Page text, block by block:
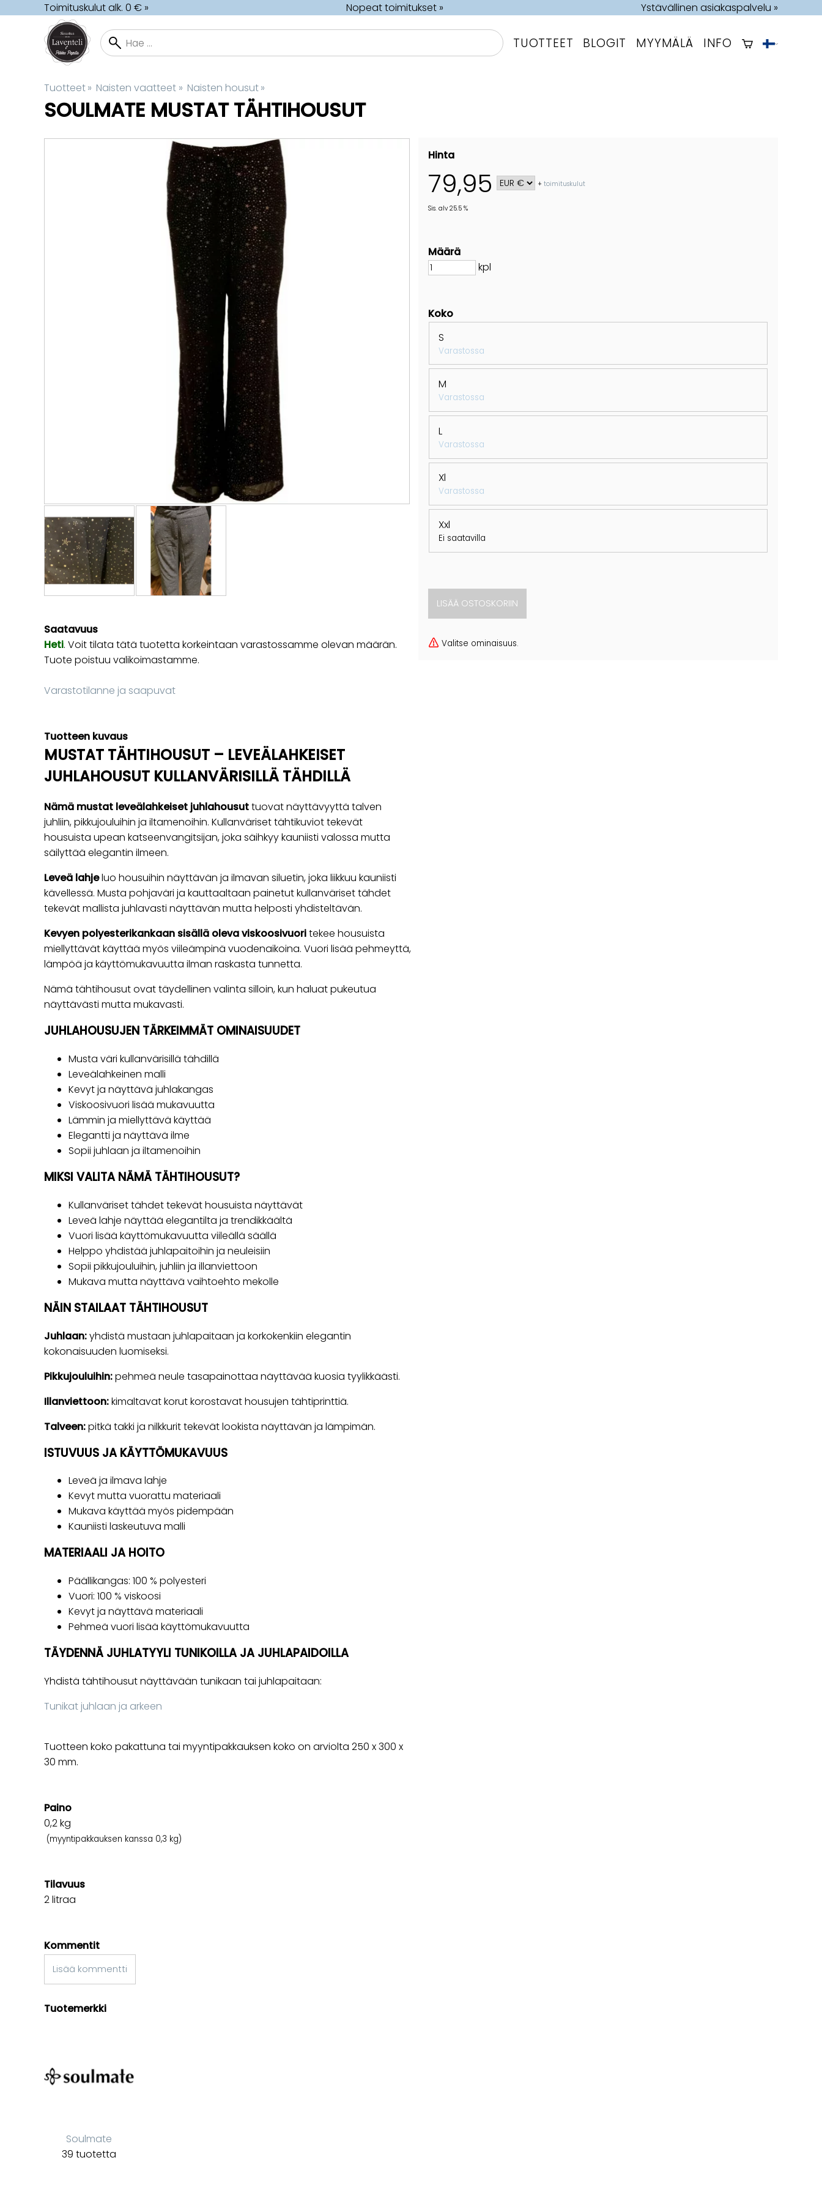
Toimituskulut alk. 0 € » Nopeat toimitukset » Ystävällinen asiakaspalvelu »
TUOTTEET BLOGIT MYYMÄLÄ INFO
Tuotteet‪» Naisten vaatteet ‪» Naisten housut‪»
SOULMATE MUSTAT TÄHTIHOUSUT
Hinta
79,95 +toimituskulut
Sis. alv 25.5 %
Määrä
kpl
Koko
S
Varastossa
M
Varastossa
L
Varastossa
Xl
Varastossa
Xxl
Ei saatavilla
Valitse ominaisuus.
Saatavuus
Heti. Voit tilata tätä tuotetta korkeintaan varastossamme olevan määrän.
Tuote poistuu valikoimastamme.
Varastotilanne ja saapuvat
Tuotteen kuvaus
MUSTAT TÄHTIHOUSUT – LEVEÄLAHKEISET
JUHLAHOUSUT KULLANVÄRISILLÄ TÄHDILLÄ
Nämä mustat leveälahkeiset juhlahousuttuovat näyttävyyttä talven
juhliin, pikkujouluihin ja iltamenoihin. Kullanväriset tähtikuviot tekevät
housuista upean katseenvangitsijan, joka säihkyy kauniisti valossa mutta
säilyttää elegantin ilmeen.
Leveä lahjeluo housuihin näyttävän ja ilmavan siluetin, joka liikkuu kauniisti
kävellessä. Musta pohjaväri ja kauttaaltaan painetut kullanväriset tähdet
tekevät mallista juhlavasti näyttävän mutta helposti yhdisteltävän.
Kevyen polyesterikankaan sisällä oleva viskoosivuoritekee housuista
miellyttävät käyttää myös viileämpinä vuodenaikoina. Vuori lisää pehmeyttä,
lämpöä ja käyttömukavuutta ilman raskasta tunnetta.
Nämä tähtihousut ovat täydellinen valinta silloin, kun haluat pukeutua
näyttävästi mutta mukavasti.
JUHLAHOUSUJEN TÄRKEIMMÄT OMINAISUUDET
Musta väri kullanvärisillä tähdillä
Leveälahkeinen malli
Kevyt ja näyttävä juhlakangas
Viskoosivuori lisää mukavuutta
Lämmin ja miellyttävä käyttää
Elegantti ja näyttävä ilme
Sopii juhlaan ja iltamenoihin
MIKSI VALITA NÄMÄ TÄHTIHOUSUT?
Kullanväriset tähdet tekevät housuista näyttävät
Leveä lahje näyttää elegantilta ja trendikkäältä
Vuori lisää käyttömukavuutta viileällä säällä
Helppo yhdistää juhlapaitoihin ja neuleisiin
Sopii pikkujouluihin, juhliin ja illanviettoon
Mukava mutta näyttävä vaihtoehto mekolle
NÄIN STAILAAT TÄHTIHOUSUT
Juhlaan:yhdistä mustaan juhlapaitaan ja korkokenkiin elegantin
kokonaisuuden luomiseksi.
Pikkujouluihin:pehmeä neule tasapainottaa näyttävää kuosia tyylikkäästi.
Illanviettoon:kimaltavat korut korostavat housujen tähtiprinttiä.
Talveen:pitkä takki ja nilkkurit tekevät lookista näyttävän ja lämpimän.
ISTUVUUS JA KÄYTTÖMUKAVUUS
Leveä ja ilmava lahje
Kevyt mutta vuorattu materiaali
Mukava käyttää myös pidempään
Kauniisti laskeutuva malli
MATERIAALI JA HOITO
Päällikangas: 100 % polyesteri
Vuori: 100 % viskoosi
Kevyt ja näyttävä materiaali
Pehmeä vuori lisää käyttömukavuutta
TÄYDENNÄ JUHLATYYLI TUNIKOILLA JA JUHLAPAIDOILLA
Yhdistä tähtihousut näyttävään tunikaan tai juhlapaitaan:
Tunikat juhlaan ja arkeen
Tuotteen koko pakattuna tai myyntipakkauksen koko on arviolta 250 x 300 x
30 mm.
Paino
0,2kg
(myyntipakkauksen kanssa 0,3 kg)
Tilavuus
2 litraa
Kommentit
Lisää kommentti
Tuotemerkki
Soulmate
39 tuotetta